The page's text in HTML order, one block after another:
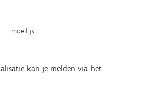
moeilijk
kan je melden via het